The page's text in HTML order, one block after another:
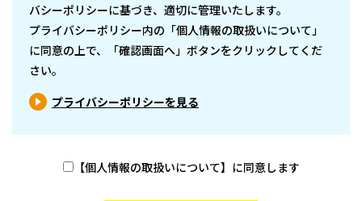
バシーポリシーに基づき、適切に管理いたします。
プライバシーポリシー内の「個人情報の取扱いについて」
に同意の上で、「確認画面へ」ボタンをクリックしてくだ
さい。
プライバシーポリシーを見る
【個人情報の取扱いについて】に同意します